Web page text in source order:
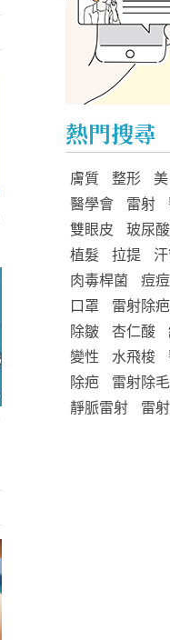
熱門搜尋
膚質 整形 美
醫學會
雷射
雙眼皮
玻尿酸
植髮
拉提
肉毒桿菌
痘痘
口罩
雷射除疤
除皺
杏仁酸
變性
水飛梭
除疤
雷射除毛
靜脈雷射
雷